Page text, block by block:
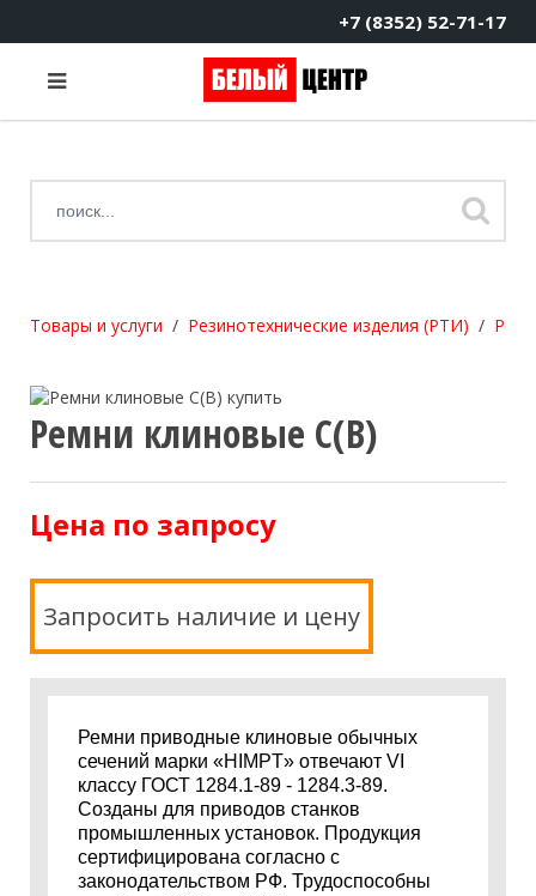
+7 (8352) 52-71-17
Товары и услуги Резинотехнические изделия (РТИ)
Ремни клиновые С(В)
Цена по запросу
Запросить наличие и цену
Ремни приводные клиновые обычных
сечений марки «HIMPT» отвечают VI
классу ГОСТ 1284.1-89 - 1284.3-89.
Созданы для приводов станков
промышленных установок. Продукция
сертифицирована согласно с
законодательством РФ. Трудоспособны